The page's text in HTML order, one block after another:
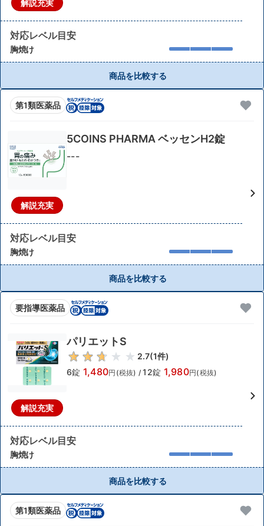
解説充実
対応レベル目安
胸焼け
商品を比較する
第1類医薬品
解説充実
5COINS PHARMA ベッセンH2錠
---
対応レベル目安
胸焼け
商品を比較する
要指導医薬品
解説充実
パリエットS
2.7(1件)
6錠 1,480円(税抜) / 12錠 1,980円(税抜)
対応レベル目安
胸焼け
商品を比較する
第1類医薬品